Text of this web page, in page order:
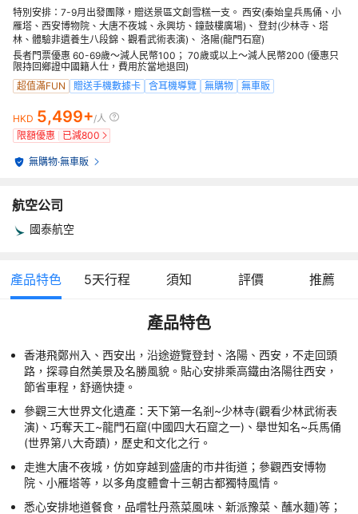
特別安排：7-9月出發團隊，贈送景區文創雪糕一支。 西安(秦始皇兵馬俑、小
雁塔、西安博物院、大唐不夜城、永興坊、鐘鼓樓廣場)、 登封(少林寺、塔
林、體驗非遺養生八段錦、觀看武術表演)、 洛陽(龍門石窟)
長者門票優惠 60-69歲～減人民幣100； 70歲或以上～減人民幣200 (優惠只
限持回鄉證中國籍人仕，費用於當地退回)
超值滿FUN
贈送手機數據卡 含耳機導覽 無購物 無車販
HKD 5,499+/人
限額優惠
已減800
無購物·無車販
航空公司
國泰航空
產品特色 5天行程 須知 評價 推薦
產品特色
香港飛鄭州入、西安出，沿途遊覽登封、洛陽、西安，不走回頭
路，探尋自然美景及名勝風貌。貼心安排乘高鐵由洛陽往西安，
節省車程，舒適快捷。
參觀三大世界文化遺產：天下第一名剎~少林寺(觀看少林武術表
演)、巧奪天工~龍門石窟(中國四大石窟之一)、舉世知名~兵馬俑
(世界第八大奇蹟)，歷史和文化之行。
走進大唐不夜城，仿如穿越到盛唐的市井街道；參觀西安博物
院、小雁塔等，以多角度體會十三朝古都獨特風情。
悉心安排地道餐食，品嚐牡丹燕菜風味、新派豫菜、蘸水麵)等；